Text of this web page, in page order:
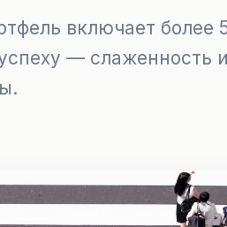
включает более
— слаженность